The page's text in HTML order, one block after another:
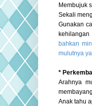
Membujuk
Sekali
Gunakan
bahkan
mulutnya
*
Arahnya
Anak tahu